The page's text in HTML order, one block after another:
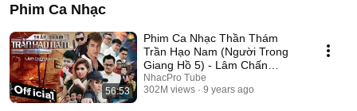
Phim Ca Nhạc
56:53
Phim Ca Nhạc Thần Thám
Trần Hạo Nam (Người Trong
Giang Hồ 5) - Lâm Chấn
Khang 2017
NhacPro Tube
302M views
9 years ago